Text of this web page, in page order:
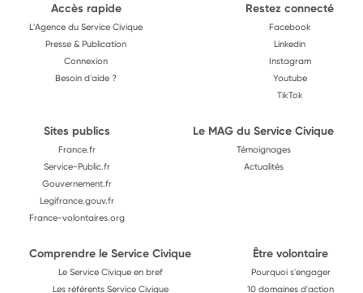
Accès rapide
L'Agence du Service Civique
Presse & Publication
Connexion
Besoin d'aide ?
Restez connecté
Facebook
Linkedin
Instagram
Youtube
TikTok
Sites publics
France.fr
Service-Public.fr
Gouvernement.fr
Legifrance.gouv.fr
France-volontaires.org
Le MAG du Service Civique
Témoignages
Actualités
Comprendre le Service Civique
Le Service Civique en bref
Les référents Service Civique
Être volontaire
Pourquoi s'engager
10 domaines d'action